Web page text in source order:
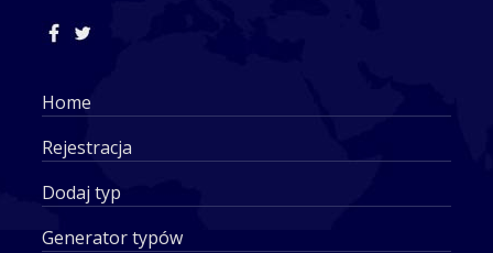
Home
Rejestracja
Dodaj typ
Generator typów